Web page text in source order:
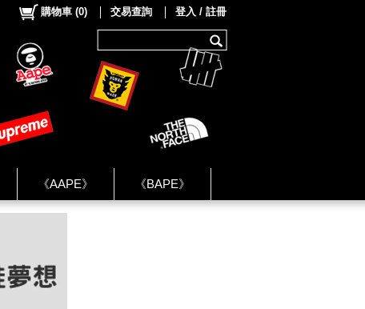
《AAPE》 《BAPE》
《NIKE》
購物車 (0) 交易查詢 登入 / 註冊